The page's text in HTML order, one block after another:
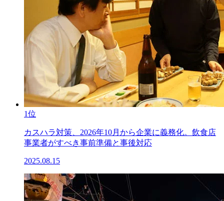
1位
カスハラ対策、2026年10月から企業に義務化。飲食店
事業者がすべき事前準備と事後対応
2025.08.15